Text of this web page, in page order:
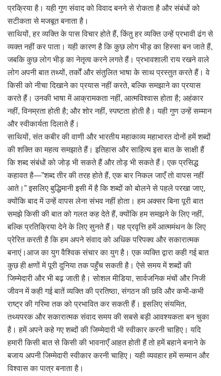
प्रक्रिया है। यही गुण संवाद को विवाद बनने से रोकता है और संबंधों को
सटीकता से मजबूत बनाता है।
साथियों, हर व्यक्ति के पास विचार होते हैं, किंतु हर व्यक्ति उन्हें प्रभावी ढंग से
व्यक्त नहीं कर पाता। यही कारण है कि कुछ लोग भीड़ का हिस्सा बन जाते हैं,
जबकि कुछ लोग भीड़ का नेतृत्व करने लगते हैं। प्रभावशाली राय रखने वाले
लोग अपनी बात तथ्यों, तर्कों और संतुलित भाषा के साथ प्रस्तुत करते हैं। वे
किसी को नीचा दिखाने का प्रयास नहीं करते, बल्कि समझाने का प्रयास
करते हैं। उनकी भाषा में आक्रामकता नहीं, आत्मविश्वास होता है; अहंकार
नहीं, विनम्रता होती है; और शोर नहीं, स्पष्टता होती है। यही गुण उन्हें सम्मान
और स्वीकार्यता दिलाते हैं।
साथियों, संत कबीर की वाणी और भारतीय महाकाव्य महाभारत दोनों हमें शब्दों
की शक्ति का महत्व समझाते हैं। इतिहास और साहित्य इस बात के साक्षी हैं
कि शब्द संबंधों को जोड़ भी सकते हैं और तोड़ भी सकते हैं। एक प्रसिद्ध
कहावत है—”शब्द तीर की तरह होते हैं, एक बार निकल जाएँ तो वापस नहीं
आते।” इसलिए बुद्धिमानी इसी में है कि शब्दों को बोलने से पहले परखा जाए,
क्योंकि बाद में उन्हें वापस लेना संभव नहीं होता। हम अक्सर बिना पूरी बात
समझे किसी की बात को गलत कह देते हैं, क्योंकि हम समझने के लिए नहीं,
बल्कि प्रतिक्रिया देने के लिए सुनते हैं। यह प्रवृत्ति हमें आत्ममंथन के लिए
प्रेरित करती है कि हम अपने संवाद को अधिक परिपक्व और सकारात्मक
बनाएं।आज का युग वैश्विक संचार का युग है। एक व्यक्ति द्वारा कही गई बात
कुछ ही क्षणों में पूरी दुनिया तक पहुँच सकती है। ऐसे समय में शब्दों की
जिम्मेदारी और भी बढ़ जाती है। सोशल मीडिया, सार्वजनिक मंचों और निजी
जीवन में कही गई बातें व्यक्ति की प्रतिष्ठा, संगठन की छवि और कभी-कभी
राष्ट्र की गरिमा तक को प्रभावित कर सकती हैं। इसलिए संयमित,
तथ्यपरक और सकारात्मक संवाद समय की सबसे बड़ी आवश्यकता बन चुका
है। हमें अपने कहे गए शब्दों की जिम्मेदारी भी स्वीकार करनी चाहिए। यदि
हमारी किसी बात से किसी की भावनाएँ आहत होती हैं तो हमें बहाने बनाने के
बजाय अपनी जिम्मेदारी स्वीकार करनी चाहिए। यही व्यवहार हमें सम्मान और
विश्वास का पात्र बनाता है।